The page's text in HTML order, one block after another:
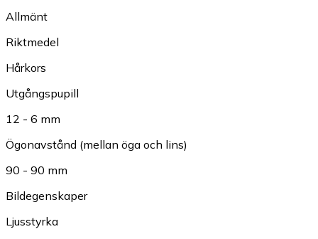
Allmänt
Riktmedel
Hårkors
Utgångspupill
12 - 6 mm
Ögonavstånd (mellan öga och lins)
90 - 90 mm
Bildegenskaper
Ljusstyrka